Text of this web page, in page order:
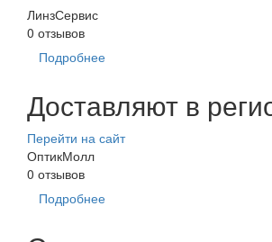
ЛинзСервис
0 отзывов
Подробнее
Доставляют в
Перейти на сайт
ОптикМолл
0 отзывов
Подробнее